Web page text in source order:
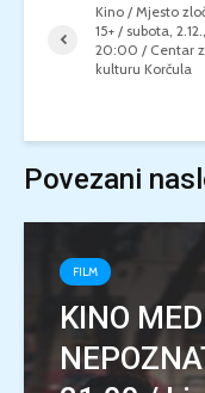
Kino / Mjesto
15+ / subota, 2.12.,
20:00 / Centar
kulturu Korčula
Povezani
FILM
KINO